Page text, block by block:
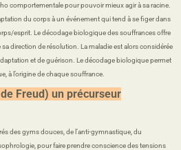
comportementale pour pouvoir mieux agir à sa racine.
du corps à un événement qui tend à se figer dans
esprit. Le décodage biologique des souffrances offre
direction de résolution. La maladie est alors considérée
et de guérison. Le décodage biologique permet
à l’origine de chaque souffrance.
Freud) un précurseur
des gyms douces, de l’anti-gymnastique, du
pour faire prendre conscience des tensions